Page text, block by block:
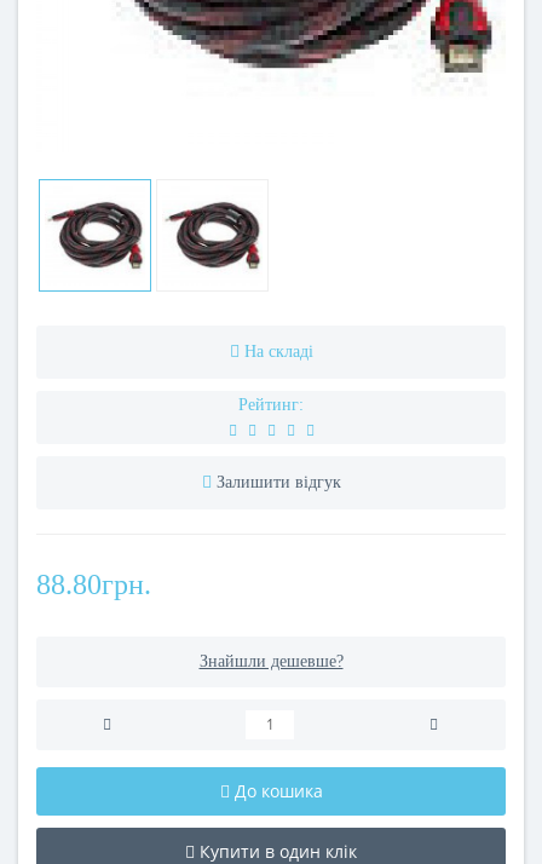
На складі
Рейтинг:
Залишити відгук
88.80грн.
Знайшли дешевше?
До кошика
Купити в один клік